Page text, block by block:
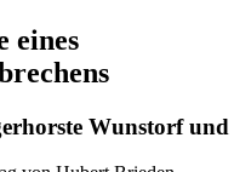
eines
Wunstorf und